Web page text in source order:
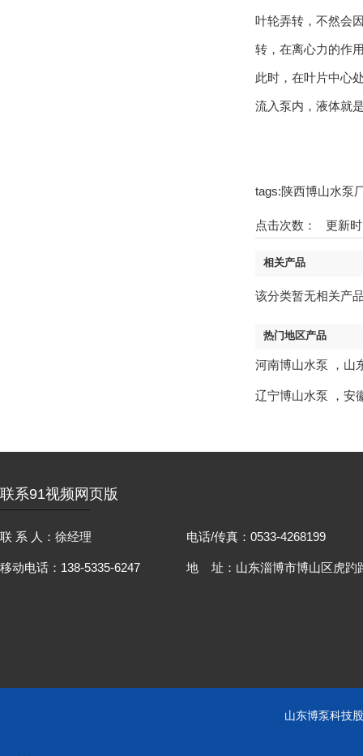
叶轮弄转，不然会
转，在离心力的作
此时，在叶片中心
流入泵内，液体就
tags:陕西博山水泵
点击次数： 更新
相关产品
该分类暂无相关产
热门地区产品
河南博山水泵 ， 山
辽宁博山水泵 ， 安
联系91视频网页版
联 系 人：徐经理
移动电话：138-5335-6247
电话/传真：0533-4268199
地 址：山东淄博市博山区虎趵
山东博泵科技